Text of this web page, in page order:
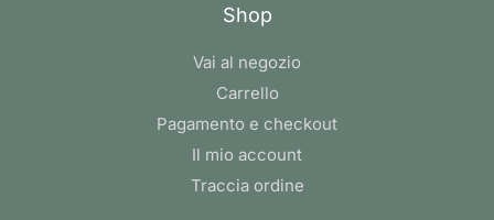
Shop
Vai al negozio
Carrello
Pagamento e checkout
Il mio account
Traccia ordine